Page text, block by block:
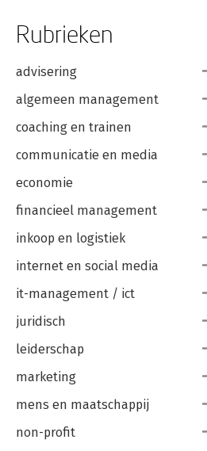
Rubrieken
advisering
algemeen management
coaching en trainen
communicatie en media
economie
financieel management
inkoop en logistiek
internet en social media
it-management / ict
juridisch
leiderschap
marketing
mens en maatschappij
non-profit